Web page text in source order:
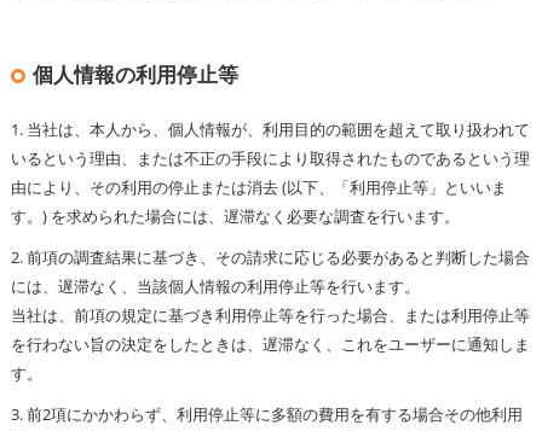
個人情報の利用停止等
1. 当社は、本人から、個人情報が、利用目的の範囲を超えて取り扱われて
いるという理由、または不正の手段により取得されたものであるという理
由により、その利用の停止または消去 (以下、「利用停止等」といいま
す。) を求められた場合には、遅滞なく必要な調査を行います。
2. 前項の調査結果に基づき、その請求に応じる必要があると判断した場合
には、遅滞なく、当該個人情報の利用停止等を行います。
当社は、前項の規定に基づき利用停止等を行った場合、または利用停止等
を行わない旨の決定をしたときは、遅滞なく、これをユーザーに通知しま
す。
3. 前2項にかかわらず、利用停止等に多額の費用を有する場合その他利用